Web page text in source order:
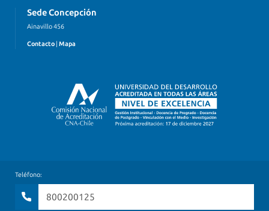
Sede Concepción
Ainavillo 456
Contacto | Mapa
Teléfono:
800200125